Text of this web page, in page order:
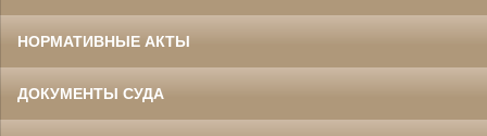
НОРМАТИВНЫЕ АКТЫ
ДОКУМЕНТЫ СУДА